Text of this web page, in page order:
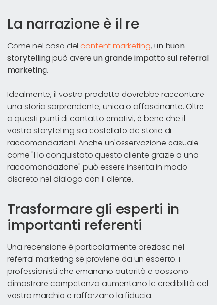
La narrazione è il re
Come nel caso del content marketing, un buon
storytellingpuò avere un grande impatto sul referral
marketing.
Idealmente, il vostro prodotto dovrebbe raccontare
una storia sorprendente, unica o affascinante. Oltre
a questi punti di contatto emotivi, è bene che il
vostro storytelling sia costellato da storie di
raccomandazioni. Anche un'osservazione casuale
come "Ho conquistato questo cliente grazie a una
raccomandazione" può essere inserita in modo
discreto nel dialogo con il cliente.
Trasformare gli esperti in
importanti referenti
Una recensione è particolarmente preziosa nel
referral marketing se proviene da un esperto. I
professionisti che emanano autorità e possono
dimostrare competenza aumentano la credibilità del
vostro marchio e rafforzano la fiducia.